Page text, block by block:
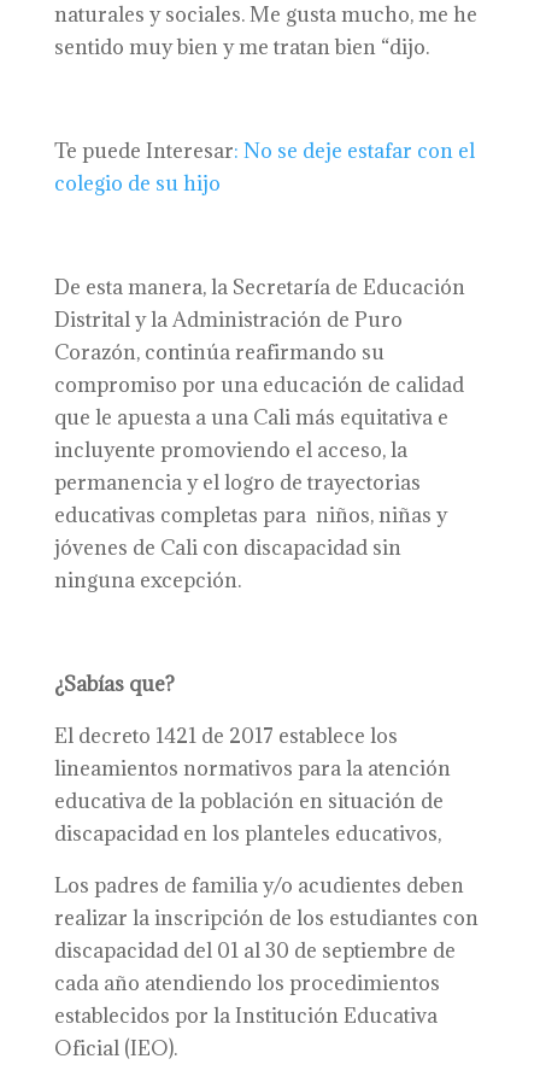
naturales y sociales. Me gusta mucho, me he
sentido muy bien y me tratan bien “dijo.
Te puede Interesar: No se deje estafar con el
colegio de su hijo
De esta manera, la Secretaría de Educación
Distrital y la Administración de Puro
Corazón, continúa reafirmando su
compromiso por una educación de calidad
que le apuesta a una Cali más equitativa e
incluyente promoviendo el acceso, la
permanencia y el logro de trayectorias
educativas completas para niños, niñas y
jóvenes de Cali con discapacidad sin
ninguna excepción.
¿Sabías que?
El decreto 1421 de 2017 establece los
lineamientos normativos para la atención
educativa de la población en situación de
discapacidad en los planteles educativos,
Los padres de familia y/o acudientes deben
realizar la inscripción de los estudiantes con
discapacidad del 01 al 30 de septiembre de
cada año atendiendo los procedimientos
establecidos por la Institución Educativa
Oficial (IEO).